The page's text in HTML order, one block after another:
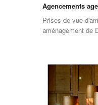
Agencements
Prises de vue
aménagement de